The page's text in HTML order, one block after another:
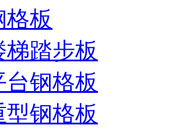
板
踏步板
钢格板
钢格板